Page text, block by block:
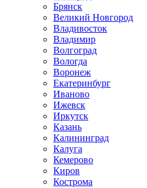
Брянск
Великий Новгород
Владивосток
Владимир
Волгоград
Вологда
Воронеж
Екатеринбург
Иваново
Ижевск
Иркутск
Казань
Калининград
Калуга
Кемерово
Киров
Кострома